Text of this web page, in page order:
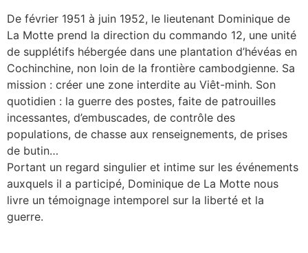
De février 1951 à juin 1952, le lieutenant Dominique de
La Motte prend la direction du commando 12, une unité
de supplétifs hébergée dans une plantation d’hévéas en
Cochinchine, non loin de la frontière cambodgienne. Sa
mission : créer une zone interdite au Viêt-minh. Son
quotidien : la guerre des postes, faite de patrouilles
incessantes, d’embuscades, de contrôle des
populations, de chasse aux renseignements, de prises
de butin…
Portant un regard singulier et intime sur les événements
auxquels il a participé, Dominique de La Motte nous
livre un témoignage intemporel sur la liberté et la
guerre.